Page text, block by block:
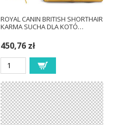
ROYAL CANIN BRITISH SHORTHAIR
KARMA SUCHA DLA KOTÓ…
450,76 zł